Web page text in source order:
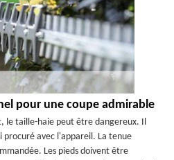
pour une coupe admirable
le taille-haie peut être dangereux. Il
avec l'appareil. La tenue
Les pieds doivent être